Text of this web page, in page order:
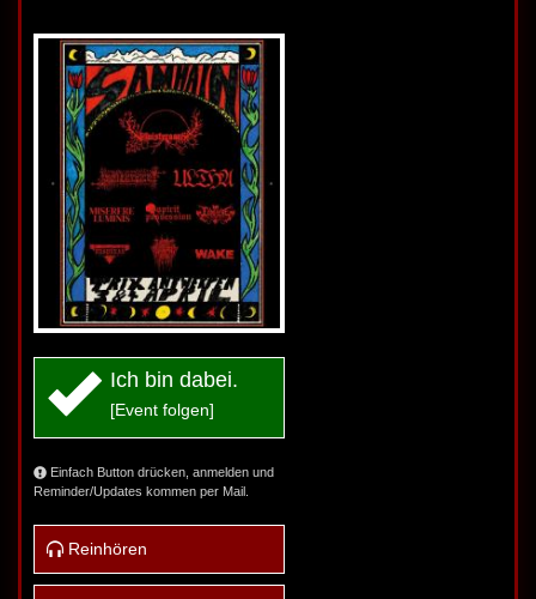
Ich bin dabei.
[Event folgen]
Einfach Button drücken, anmelden und
Reminder/Updates kommen per Mail.
Reinhören